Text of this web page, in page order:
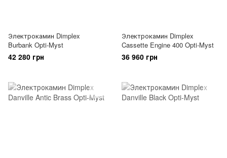
Электрокамин Dimplex
Burbank Opti-Myst
42 280 грн
Электрокамин Dimplex
Cassette Engine 400 Opti-Myst
36 960 грн